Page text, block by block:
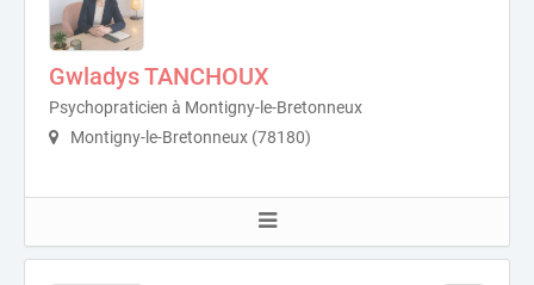
Gwladys TANCHOUX
Psychopraticien à Montigny-le-Bretonneux
Montigny-le-Bretonneux (78180)